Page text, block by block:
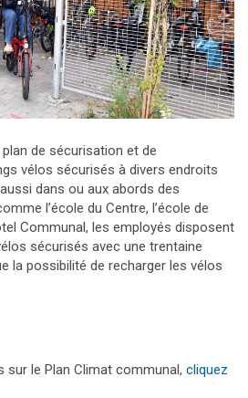
de sécurisation et de
vélos sécurisés à divers endroits
dans ou aux abords des
l’école du Centre, l’école de
Communal, les employés disposent
sécurisés avec une trentaine
la possibilité de recharger les vélos
sur le Plan Climat communal, cliquez